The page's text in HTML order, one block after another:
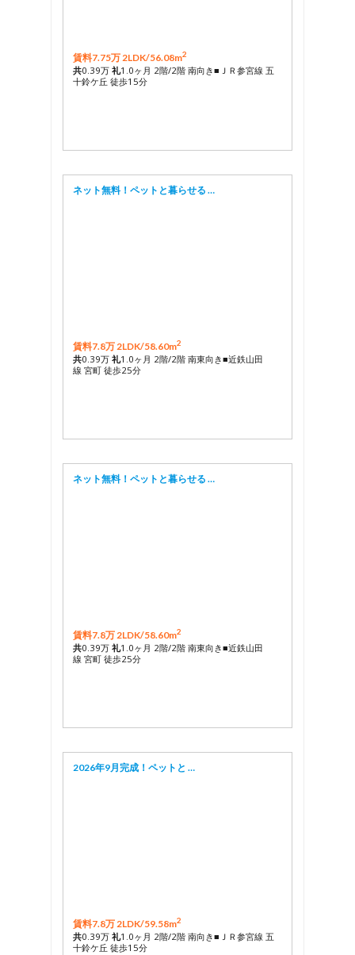
賃料7.75万 2LDK/56.08m2
共0.39万 礼1.0ヶ月 2階/2階 南向き■ＪＲ参宮線 五
十鈴ケ丘 徒歩15分
ネット無料！ペットと暮らせる …
賃料7.8万 2LDK/58.60m2
共0.39万 礼1.0ヶ月 2階/2階 南東向き■近鉄山田
線 宮町 徒歩25分
ネット無料！ペットと暮らせる …
賃料7.8万 2LDK/58.60m2
共0.39万 礼1.0ヶ月 2階/2階 南東向き■近鉄山田
線 宮町 徒歩25分
2026年9月完成！ペットと …
賃料7.8万 2LDK/59.58m2
共0.39万 礼1.0ヶ月 2階/2階 南向き■ＪＲ参宮線 五
十鈴ケ丘 徒歩15分